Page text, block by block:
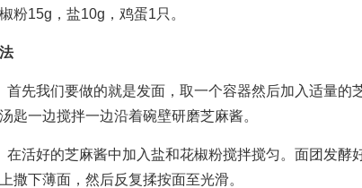
15g，盐10g，鸡蛋1只。
我们要做的就是发面，取一个容器然后加入适量的
匙一边搅拌一边沿着碗壁研磨芝麻酱。
好的芝麻酱中加入盐和花椒粉搅拌搅匀。面团发酵好
撒下薄面，然后反复揉按面至光滑。